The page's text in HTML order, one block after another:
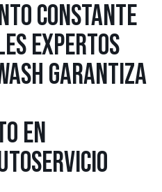
CONSTANTE
EXPERTOS
GARANTIZA
EN